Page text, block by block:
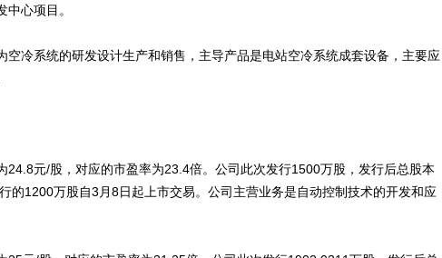
心项目。
冷系统的研发设计生产和销售，主导产品是电站空冷系统成套设备，主要应
元/股，对应的市盈率为23.4倍。公司此次发行1500万股，发行后总股本
的1200万股自3月8日起上市交易。公司主营业务是自动控制技术的开发和应